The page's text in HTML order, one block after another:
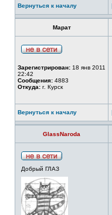
Вернуться к началу
Марат
Зарегистрирован: 18 янв 2011
22:42
Сообщения: 4883
Откуда: г. Курск
Вернуться к началу
GlassNaroda
Добрый ГЛАЗ